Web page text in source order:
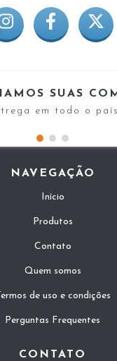
SUAS
em todo o país
NAVEGAÇÃO
Início
Produtos
Contato
Quem somos
Termos de uso e condições
Perguntas Frequentes
CONTATO